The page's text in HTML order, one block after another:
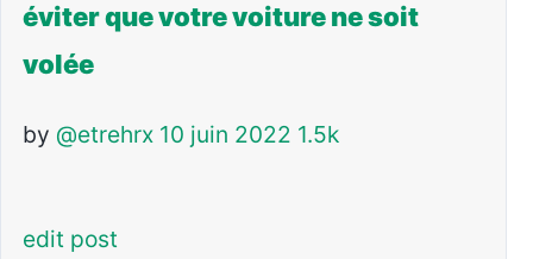
éviter que votre voiture ne soit
volée
by @etrehrx 10 juin 2022 1.5k
edit post